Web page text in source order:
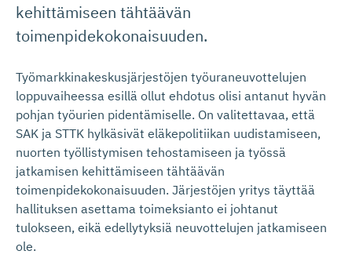
kehittämiseen tähtäävän
toimenpidekokonaisuuden.
Työmarkkinakeskusjärjestöjen työuraneuvottelujen
loppuvaiheessa esillä ollut ehdotus olisi antanut hyvän
pohjan työurien pidentämiselle. On valitettavaa, että
SAK ja STTK hylkäsivät eläkepolitiikan uudistamiseen,
nuorten työllistymisen tehostamiseen ja työssä
jatkamisen kehittämiseen tähtäävän
toimenpidekokonaisuuden. Järjestöjen yritys täyttää
hallituksen asettama toimeksianto ei johtanut
tulokseen, eikä edellytyksiä neuvottelujen jatkamiseen
ole.